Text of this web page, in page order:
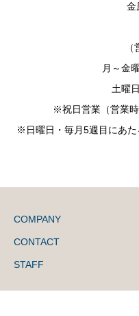
金
月～金
土曜
※祝日営業（営業時
※日曜日・毎月5週目にあ
COMPANY
CONTACT
STAFF